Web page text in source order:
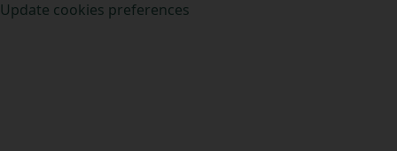
Update cookies preferences